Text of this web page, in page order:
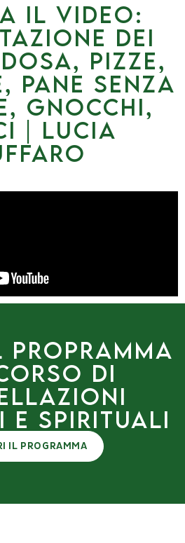
il video:
dei
pizze,
pane senza
gnocchi,
| Lucia
PROPRAMMA
corso di
e spirituali
IL PROGRAMMA